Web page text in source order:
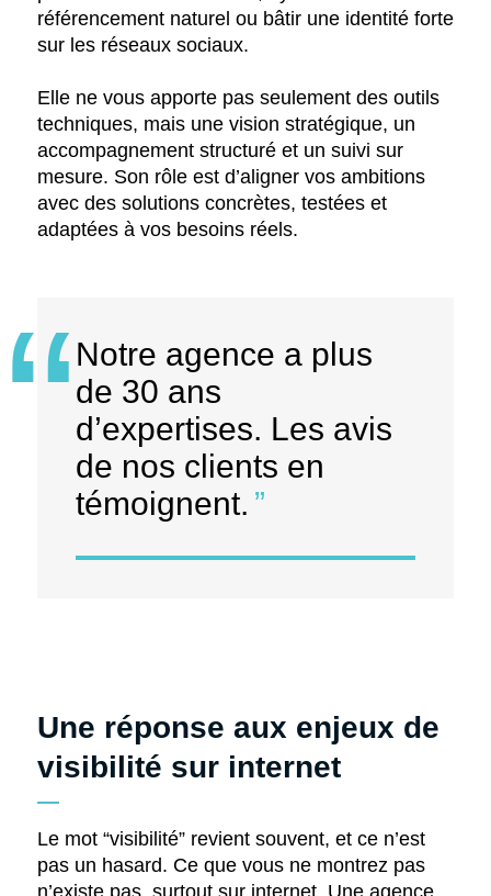
référencement naturel ou bâtir une identité forte
sur les réseaux sociaux.
Elle ne vous apporte pas seulement des outils
techniques, mais une vision stratégique, un
accompagnement structuré et un suivi sur
mesure. Son rôle est d’aligner vos ambitions
avec des solutions concrètes, testées et
adaptées à vos besoins réels.
Notre agence a plus
de 30 ans
d’expertises. Les avis
de nos clients en
témoignent.
Une réponse aux enjeux de
visibilité sur internet
Le mot “visibilité” revient souvent, et ce n’est
pas un hasard. Ce que vous ne montrez pas